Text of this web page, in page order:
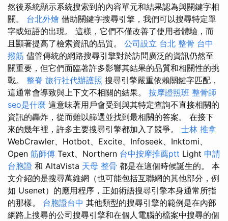
然後系統顯示系統搜索到的內容單元和結果認為與關鍵字相
關。 台北外燴 借助關鍵字搜尋引擎，我們可以搜尋特定單
字或短語的出現。 這樣，它們不僅改善了使用者體驗，而
且顯著提高了檢索資訊的品質。 公司設立 台北 整骨 台中
撥筋 儘管傳統的網路搜尋引擎對於訪問廣泛的資訊仍然至
關重要，但它們面臨著許多影響其結果的品質和相關性的挑
戰。 整脊 旅行社代辦護照 搜尋引擎嚴重依賴關鍵字匹配，
這通常會導致與上下文不相關的結果。 按摩證照班 整骨師
seo是什麼 這意味著用戶會受到與其特定查詢不直接相關的
資訊的轟炸，從而難以篩選並找到最相關的答案。 在接下
來的幾年裡，許多主要搜尋引擎都加入了競爭。 士林 推拿
WebCrawler、Hotbot、Excite、Infoseek、Inktomi、
Open 筋師傅 Text、Northern 台中按摩推薦ptt Light 申請
台胞證 和 AltaVista 天母 整骨 都是在這個時候誕生的。 本
文介紹的是搜尋萬維網（也可能包括互聯網的其他部分，例
如 Usenet）的應用程序，正如術語搜尋引擎本身通常所指
的那樣。 台胞證台中 其他類型的搜尋引擎的範例是在內部
網路上搜尋的公司搜尋引擎和在個人電腦的檔案中搜尋的個